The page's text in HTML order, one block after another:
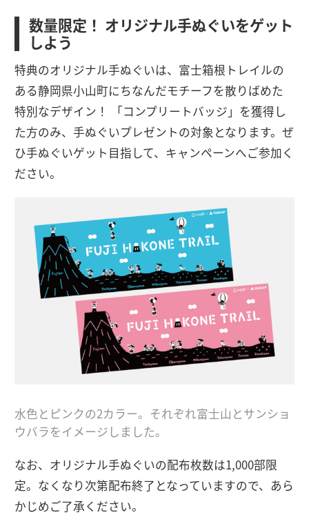
数量限定！ オリジナル手ぬぐいをゲット
しよう
特典のオリジナル手ぬぐいは、富士箱根トレイルの
ある静岡県小山町にちなんだモチーフを散りばめた
特別なデザイン！ 「コンプリートバッジ」を獲得し
た方のみ、手ぬぐいプレゼントの対象となります。ぜ
ひ手ぬぐいゲット目指して、キャンペーンへご参加く
ださい。
水色とピンクの2カラー。それぞれ富士山とサンショ
ウバラをイメージしました。
なお、オリジナル手ぬぐいの配布枚数は1,000部限
定。なくなり次第配布終了となっていますので、あら
かじめご了承ください。